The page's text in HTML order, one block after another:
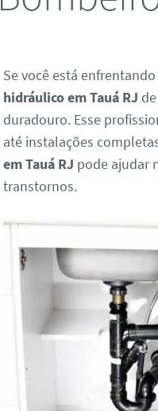
Se você está
hidráulico em Tauá RJ
duradouro. Esse
até instalações
em Tauá RJ pode ajudar
transtornos.